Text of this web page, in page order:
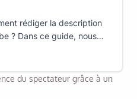
rédiger la description
? Dans ce guide, nous
conseils et astuces pour
du spectateur grâce à un